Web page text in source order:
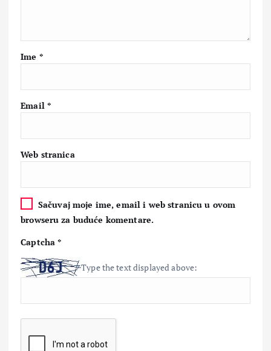
Ime *
Email *
Web stranica
Sačuvaj moje ime, email i web stranicu u ovom
browseru za buduće komentare.
Captcha*
Type the text displayed above: